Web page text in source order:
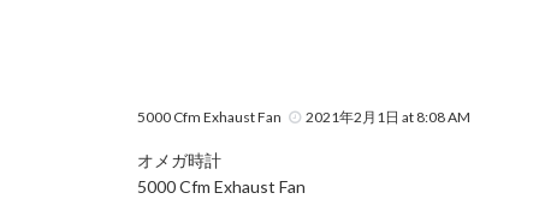
5000 Cfm Exhaust Fan 2021年2月1日 at 8:08 AM
オメガ時計
5000 Cfm Exhaust Fan